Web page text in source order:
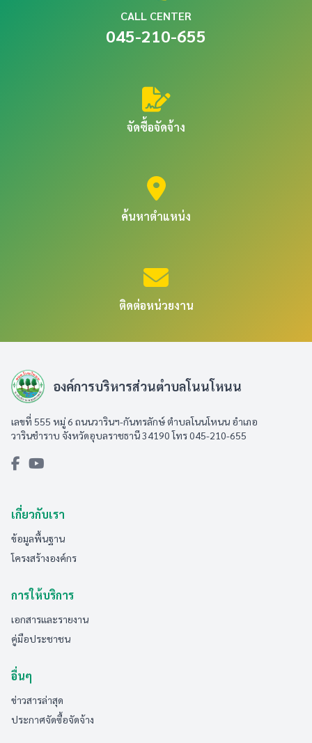
CALL CENTER
045-210-655
จัดซื้อจัดจ้าง
ค้นหาตำแหน่ง
ติดต่อหน่วยงาน
องค์การบริหารส่วนตำบลโนนโหนน
เลขที่ 555 หมู่ 6 ถนนวารินฯ-กันทรลักษ์ ตำบลโนนโหนน อำเภอ
วารินชำราบ จังหวัดอุบลราชธานี 34190 โทร 045-210-655
เกี่ยวกับเรา
ข้อมูลพื้นฐาน
โครงสร้างองค์กร
การให้บริการ
เอกสารและรายงาน
คู่มือประชาชน
อื่นๆ
ข่าวสารล่าสุด
ประกาศจัดซื้อจัดจ้าง